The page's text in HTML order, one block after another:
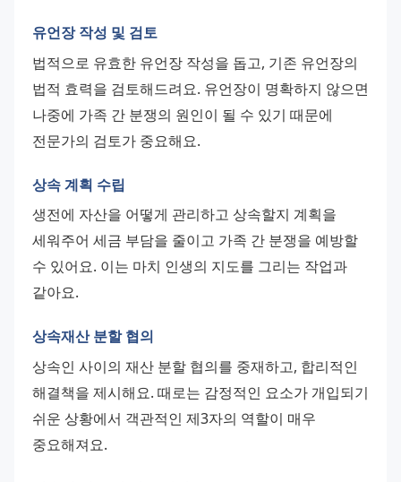
유언장 작성 및 검토
법적으로 유효한 유언장 작성을 돕고, 기존 유언장의
법적 효력을 검토해드려요. 유언장이 명확하지 않으면
나중에 가족 간 분쟁의 원인이 될 수 있기 때문에
전문가의 검토가 중요해요.
상속 계획 수립
생전에 자산을 어떻게 관리하고 상속할지 계획을
세워주어 세금 부담을 줄이고 가족 간 분쟁을 예방할
수 있어요. 이는 마치 인생의 지도를 그리는 작업과
같아요.
상속재산 분할 협의
상속인 사이의 재산 분할 협의를 중재하고, 합리적인
해결책을 제시해요. 때로는 감정적인 요소가 개입되기
쉬운 상황에서 객관적인 제3자의 역할이 매우
중요해져요.